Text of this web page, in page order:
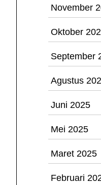
November
Oktober
September
Agustus
Juni 2025
Mei 2025
Maret 2025
Februari